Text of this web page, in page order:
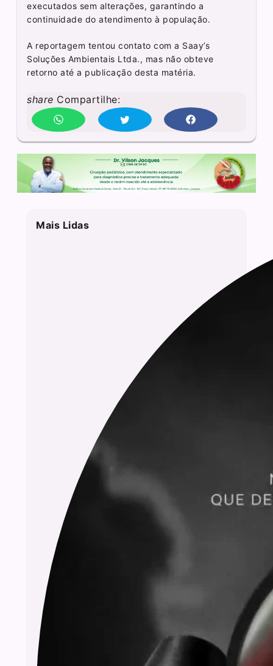
executados sem alterações, garantindo a
continuidade do atendimento à população.
A reportagem tentou contato com a Saay’s
Soluções Ambientais Ltda., mas não obteve
retorno até a publicação desta matéria.
share Compartilhe:
Mais Lidas